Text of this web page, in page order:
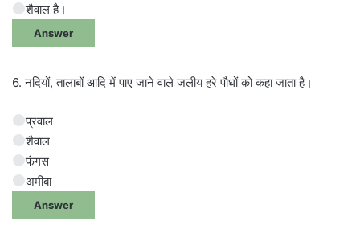
शैवाल है।
Answer
6. नदियों, तालाबों आदि में पाए जाने वाले जलीय हरे पौधों को कहा जाता है।
प्रवाल
शैवाल
फंगस
अमीबा
Answer